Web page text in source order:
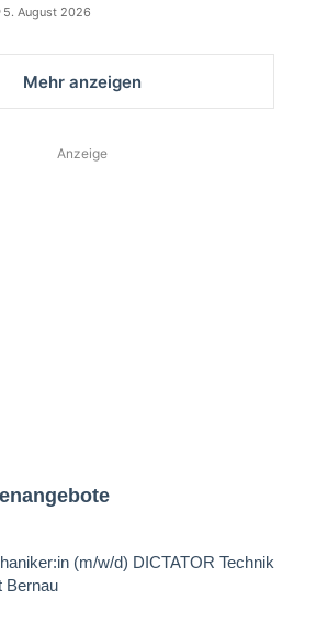
5. August 2026
Mehr anzeigen
Anzeige
(m/w/d) DICTATOR Technik
Bernau